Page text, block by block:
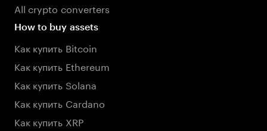
All crypto converters
How to buy assets
Как купить Bitcoin
Как купить Ethereum
Как купить Solana
Как купить Cardano
Как купить XRP